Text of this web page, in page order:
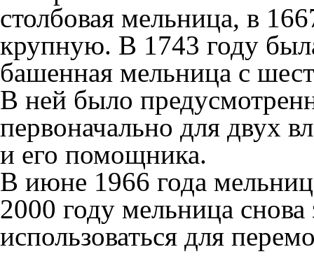
столбовая мельница, в
крупную. В 1743 году
башенная мельница с
В ней было
первоначально для двух
и его помощника.
В июне 1966 года
2000 году мельница снова
использоваться для